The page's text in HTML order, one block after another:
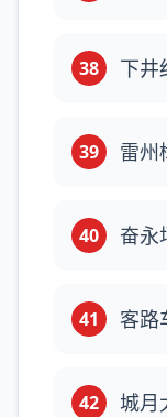
38 下井
39 雷州
40 奋永
41 客路
42 城月